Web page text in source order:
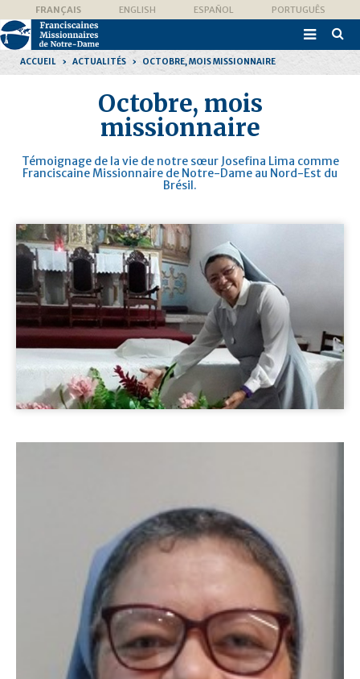
contenu.
|
Aller
navigation
personnelsFRANÇAIS ENGLISH ESPAÑOL PORTUGUÊS

ACCUEIL › ACTUALITÉS › OCTOBRE, MOIS MISSIONNAIRE
Octobre, mois
missionnaire
Témoignage de la vie de notre sœur Josefina Lima comme
Franciscaine Missionnaire de Notre-Dame au Nord-Est du
Brésil.